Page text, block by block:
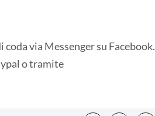
via Messenger su Facebook.
o tramite